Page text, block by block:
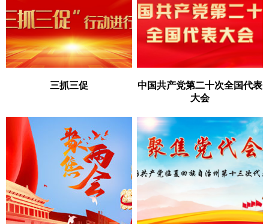
三抓三促
中国共产党第二十次全国代表
大会